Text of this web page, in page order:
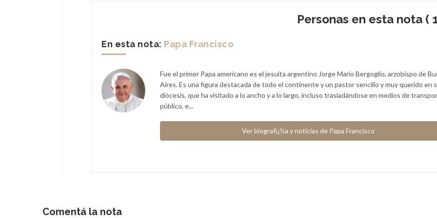
Personas en esta nota (
En esta nota: Papa Francisco
Fue el primer Papa americano es el jesuita argentino Jorge Mario Bergoglio, arzobispo de
Aires. Es una figura destacada de todo el continente y un pastor sencillo y muy querido en
diócesis, que ha visitado a lo ancho y a lo largo, incluso trasladándose en medios de
público, e...
Ver biografï¿½a y noticias de Papa Francisco
Comentá la nota